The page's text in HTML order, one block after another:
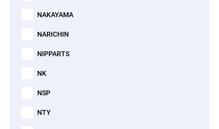
NAKAYAMA
NARICHIN
NIPPARTS
NK
NSP
NTY